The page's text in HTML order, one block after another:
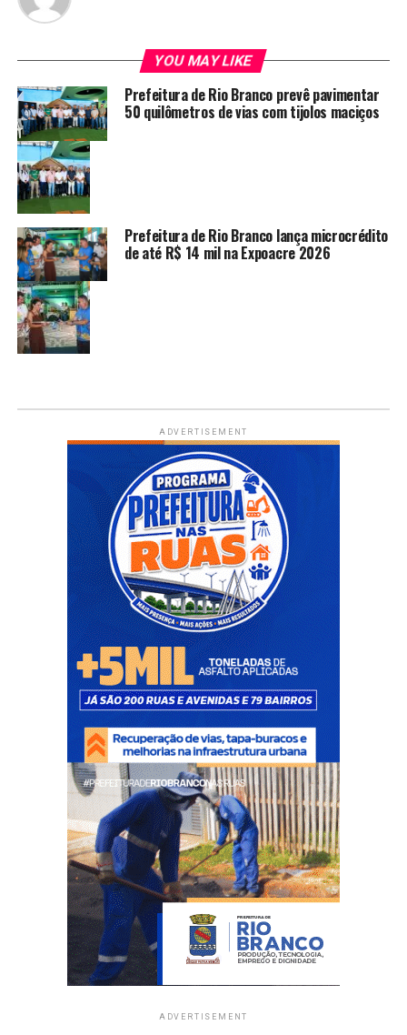
YOU MAY LIKE
Prefeitura de Rio Branco prevê pavimentar
50 quilômetros de vias com tijolos maciços
Prefeitura de Rio Branco lança microcrédito
de até R$ 14 mil na Expoacre 2026
ADVERTISEMENT
ADVERTISEMENT